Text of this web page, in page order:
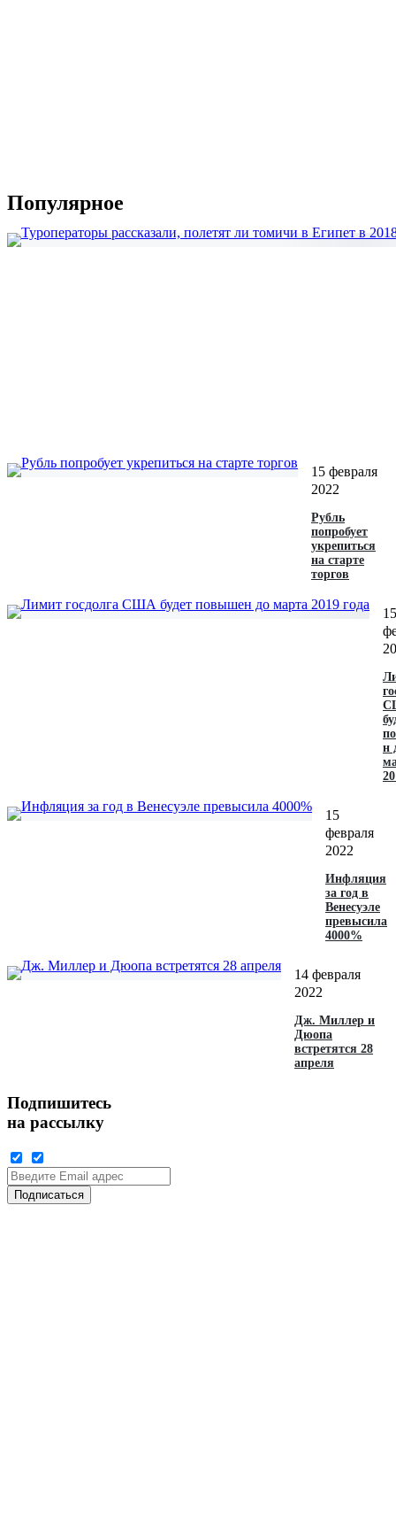
Популярное
15 февраля
2022
Рубль
попробует
укрепиться
на старте
торгов‍
15
н
15
февраля
2022
Инфляция
за год в
Венесуэле
превысила
4000%
14 февраля
2022
Дж. Миллер и
Дюопа
встретятся 28
апреля
Подпишитесь
на рассылку